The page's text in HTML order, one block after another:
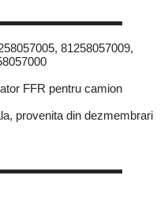
81258057009,
FFR pentru camion
provenita din dezmembrari